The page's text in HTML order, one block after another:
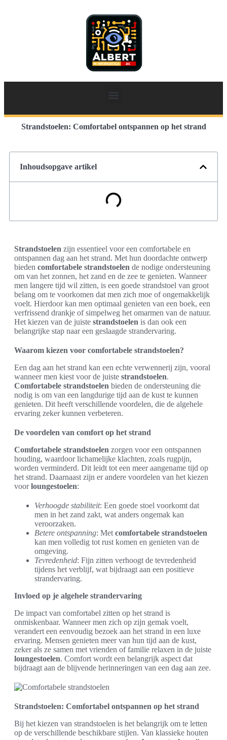
Strandstoelen: Comfortabel ontspannen op het strand
Inhoudsopgave artikel
Strandstoelen zijn essentieel voor een comfortabele en
ontspannen dag aan het strand. Met hun doordachte ontwerp
bieden comfortabele strandstoelen de nodige ondersteuning
om van het zonnen, het zand en de zee te genieten. Wanneer
men langere tijd wil zitten, is een goede strandstoel van groot
belang om te voorkomen dat men zich moe of ongemakkelijk
voelt. Hierdoor kan men optimaal genieten van een boek, een
verfrissend drankje of simpelweg het omarmen van de natuur.
Het kiezen van de juiste strandstoelen is dan ook een
belangrijke stap naar een geslaagde strandervaring.
Waarom kiezen voor comfortabele strandstoelen?
Een dag aan het strand kan een echte verwennerij zijn, vooral
wanneer men kiest voor de juiste strandstoelen.
Comfortabele strandstoelen bieden de ondersteuning die
nodig is om van een langdurige tijd aan de kust te kunnen
genieten. Dit heeft verschillende voordelen, die de algehele
ervaring zeker kunnen verbeteren.
De voordelen van comfort op het strand
Comfortabele strandstoelen zorgen voor een ontspannen
houding, waardoor lichamelijke klachten, zoals rugpijn,
worden verminderd. Dit leidt tot een meer aangename tijd op
het strand. Daarnaast zijn er andere voordelen van het kiezen
voorloungestoelen:
Verhoogde stabiliteit: Een goede stoel voorkomt dat
men in het zand zakt, wat anders ongemak kan
veroorzaken.
Betere ontspanning: Met comfortabele strandstoelen
kan men volledig tot rust komen en genieten van de
omgeving.
Tevredenheid: Fijn zitten verhoogt de tevredenheid
tijdens het verblijf, wat bijdraagt aan een positieve
strandervaring.
Invloed op je algehele strandervaring
De impact van comfortabel zitten op het strand is
onmiskenbaar. Wanneer men zich op zijn gemak voelt,
verandert een eenvoudig bezoek aan het strand in een luxe
ervaring. Mensen genieten meer van hun tijd aan de kust,
zeker als ze samen met vrienden of familie relaxen in de juiste
loungestoelen. Comfort wordt een belangrijk aspect dat
bijdraagt aan de blijvende herinneringen van een dag aan zee.
Strandstoelen: Comfortabel ontspannen op het strand
Bij het kiezen van strandstoelen is het belangrijk om te letten
op de verschillende beschikbare stijlen. Van klassieke houten